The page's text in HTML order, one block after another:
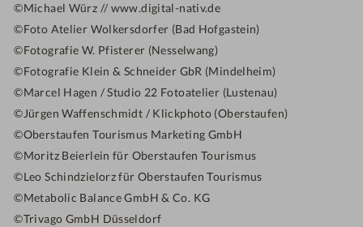
©Michael Würz // www.digital-nativ.de
©Foto Atelier Wolkersdorfer (Bad Hofgastein)
©Fotografie W. Pfisterer (Nesselwang)
©Fotografie Klein & Schneider GbR (Mindelheim)
©Marcel Hagen / Studio 22 Fotoatelier (Lustenau)
©Jürgen Waffenschmidt / Klickphoto (Oberstaufen)
©Oberstaufen Tourismus Marketing GmbH
©Moritz Beierlein für Oberstaufen Tourismus
©Leo Schindzielorz für Oberstaufen Tourismus
©Metabolic Balance GmbH & Co. KG
©Trivago GmbH Düsseldorf